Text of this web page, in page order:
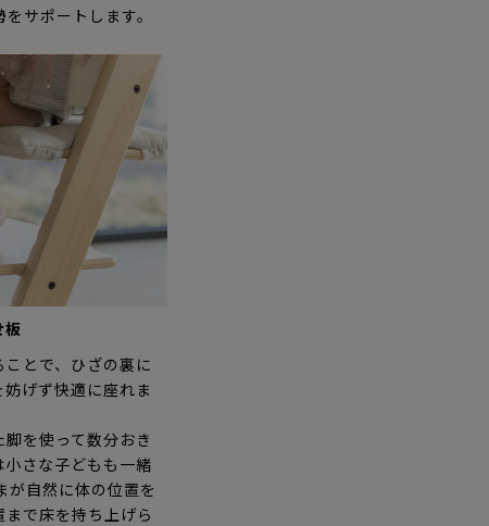
サポートします。
板
とで、ひざの裏に
げず快適に座れま
を使って数分おき
さな子どもも一緒
が自然に体の位置を
で床を持ち上げら